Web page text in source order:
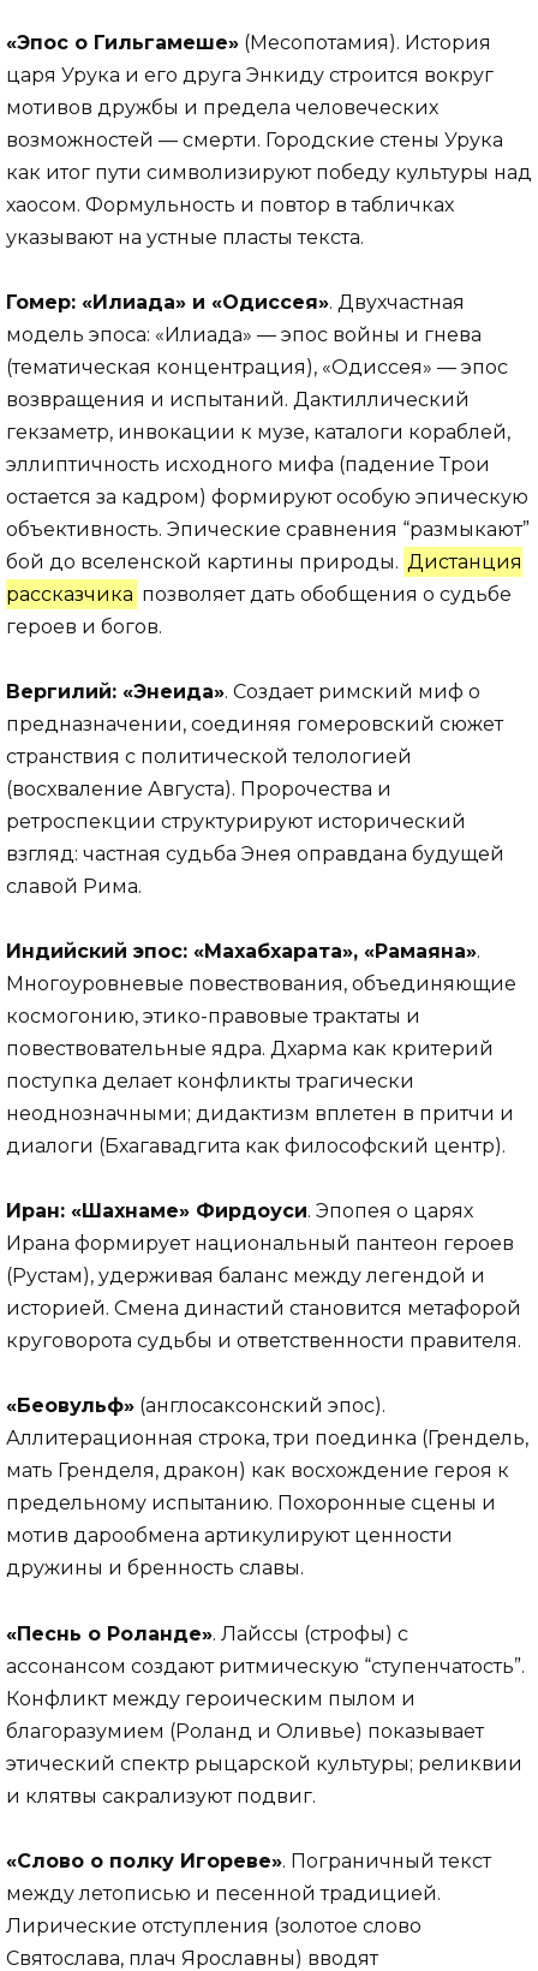
«Эпос о Гильгамеше» (Месопотамия). История
царя Урука и его друга Энкиду строится вокруг
мотивов дружбы и предела человеческих
возможностей — смерти. Городские стены Урука
как итог пути символизируют победу культуры над
хаосом. Формульность и повтор в табличках
указывают на устные пласты текста.
Гомер: «Илиада» и «Одиссея». Двухчастная
модель эпоса: «Илиада» — эпос войны и гнева
(тематическая концентрация), «Одиссея» — эпос
возвращения и испытаний. Дактиллический
гекзаметр, инвокации к музе, каталоги кораблей,
эллиптичность исходного мифа (падение Трои
остается за кадром) формируют особую эпическую
объективность. Эпические сравнения “размыкают”
бой до вселенской картины природы. Дистанция
рассказчика позволяет дать обобщения о судьбе
героев и богов.
Вергилий: «Энеида». Создает римский миф о
предназначении, соединяя гомеровский сюжет
странствия с политической телологией
(восхваление Августа). Пророчества и
ретроспекции структурируют исторический
взгляд: частная судьба Энея оправдана будущей
славой Рима.
Индийский эпос: «Махабхарата», «Рамаяна».
Многоуровневые повествования, объединяющие
космогонию, этико-правовые трактаты и
повествовательные ядра. Дхарма как критерий
поступка делает конфликты трагически
неоднозначными; дидактизм вплетен в притчи и
диалоги (Бхагавадгита как философский центр).
Иран: «Шахнаме» Фирдоуси. Эпопея о царях
Ирана формирует национальный пантеон героев
(Рустам), удерживая баланс между легендой и
историей. Смена династий становится метафорой
круговорота судьбы и ответственности правителя.
«Беовульф» (англосаксонский эпос).
Аллитерационная строка, три поединка (Грендель,
мать Гренделя, дракон) как восхождение героя к
предельному испытанию. Похоронные сцены и
мотив дарообмена артикулируют ценности
дружины и бренность славы.
«Песнь о Роланде». Лайссы (строфы) с
ассонансом создают ритмическую “ступенчатость”.
Конфликт между героическим пылом и
благоразумием (Роланд и Оливье) показывает
этический спектр рыцарской культуры; реликвии
и клятвы сакрализуют подвиг.
«Слово о полку Игореве». Пограничный текст
между летописью и песенной традицией.
Лирические отступления (золотое слово
Святослава, плач Ярославны) вводят